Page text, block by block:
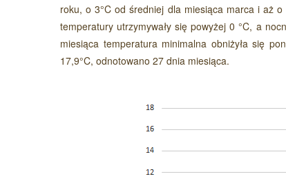
roku, o 3°C od średniej dla miesiąca marca i aż
temperatury utrzymywały się powyżej 0 °C, a
miesiąca temperatura minimalna obniżyła się
17,9°C, odnotowano 27 dnia miesiąca.